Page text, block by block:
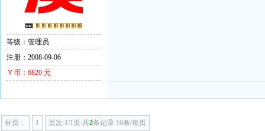
等级：管理员
注册：2008-09-06
Ｙ币：6820 元
分页： 1 页次:1/1页 共2条记录 10条/每页